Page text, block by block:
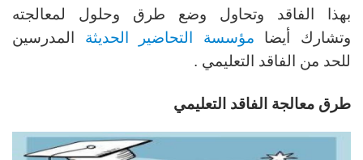
بهذا الفاقد وتحاول وضع طرق وحلول لمعالجته
وتشارك أيضا مؤسسة التحاضير الحديثة المدرسين
للحد من الفاقد التعليمي .
طرق معالجة الفاقد التعليمي